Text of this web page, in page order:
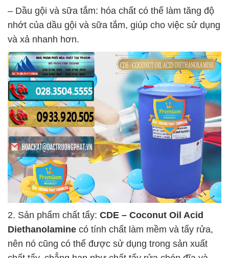
– Dầu gội và sữa tắm: hóa chất có thể làm tăng độ
nhớt của dầu gội và sữa tắm, giúp cho việc sử dụng
và xả nhanh hơn.
2. Sản phẩm chất tẩy: CDE – Coconut Oil Acid
Diethanolamine có tính chất làm mềm và tẩy rửa,
nên nó cũng có thể được sử dụng trong sản xuất